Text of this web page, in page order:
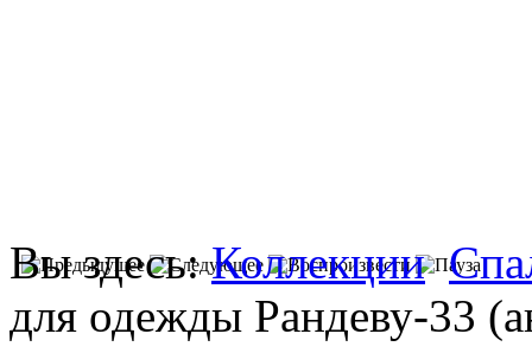
Вы здесь:Коллекции
для одежды Рандеву-33